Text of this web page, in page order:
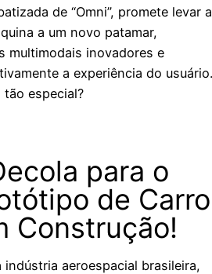
de “Omni”, promete levar a
a um novo patamar,
multimodais inovadores e
a experiência do usuário.
tão especial?
para o
de Carro
Construção!
indústria aeroespacial brasileira,